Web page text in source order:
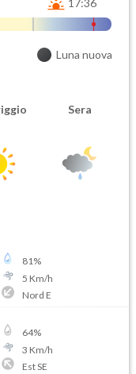
Luna nuova
Sera
81%
5 Km/h
Nord E
64%
3 Km/h
Est SE